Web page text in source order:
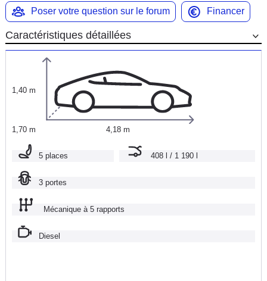
Poser votre question sur le forum Financer
Caractéristiques détaillées
1,40 m
1,70 m 4,18 m
5 places 408 l / 1 190 l
3 portes
Mécanique à 5 rapports
Diesel